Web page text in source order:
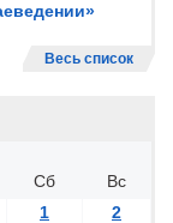
Весь список
Сб
Вс
1
2